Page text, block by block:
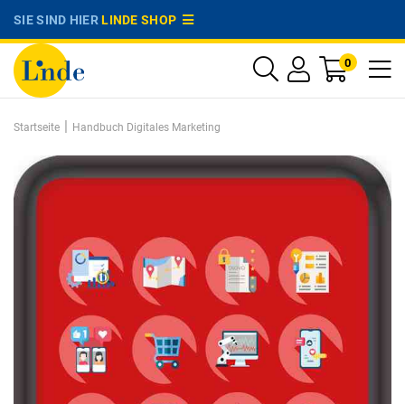
SIE SIND HIERLINDE SHOP
0
Startseite | Handbuch Digitales Marketing